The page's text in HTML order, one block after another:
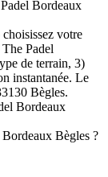
Bordeaux
votre
Padel
de terrain, 3)
instantanée. Le
Bègles.
Bordeaux
Bègles ?